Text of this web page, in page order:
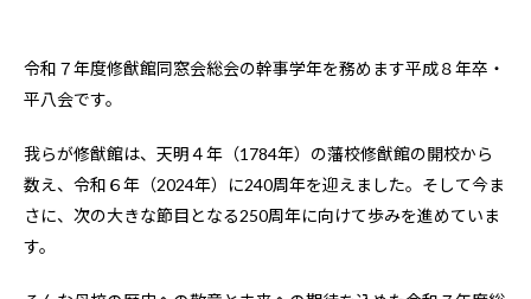
令和７年度修猷館同窓会総会の幹事学年を務めます平成８年卒・
平八会です。
我らが修猷館は、天明４年（1784年）の藩校修猷館の開校から
数え、令和６年（2024年）に240周年を迎えました。そして今ま
さに、次の大きな節目となる250周年に向けて歩みを進めていま
す。